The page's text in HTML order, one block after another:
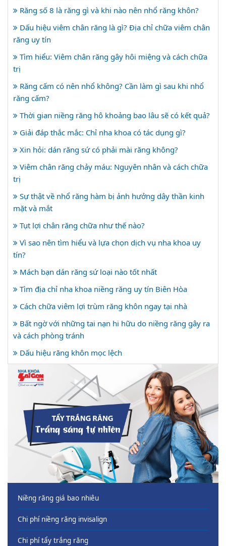
Răng số 8 là răng gì và khi nào nên nhổ răng khôn?
Dấu hiệu viêm chân răng là gì? Địa chỉ chữa viêm chân
răng uy tín
Tìm hiểu: Viêm chân răng gây hôi miệng và cách chữa
trị
Răng cấm có nên nhổ không? Cần làm gì sau khi nhổ
răng cấm?
Thời gian niềng răng hô khoảng bao lâu sẽ có kết quả?
Giải đáp thắc mắc: Chỉ nha khoa có tác dụng gì?
Xin hỏi: dán răng sứ có phải mài răng không?
Viêm chân răng chảy máu: Nguyên nhân và cách chữa
trị
Sự thật về nhổ răng hàm bị ảnh hưởng dây thần kinh
mặt và mắt
Tụt lợi chân răng chữa như thế nào?
Vì sao nên tìm hiểu và lựa chọn dịch vụ nha khoa uy
tín?
Mách bạn dán răng sứ loại nào tốt nhất
Tìm địa chỉ nha khoa niềng răng uy tín Biên Hòa
Cách chữa viêm lợi trùm răng khôn ngay tại nhà
Bất ngờ với những tai nạn hi hữu do niềng răng gây ra
và cách phòng tránh
Dấu hiệu răng khôn mọc lệch
Niềng răng giá bao nhiêu
Chi phí niềng răng invisalign
Chi phí tẩy trắng răng